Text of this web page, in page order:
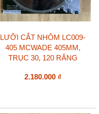
LƯỠI CẮT NHÔM LC009-
405 MCWADE 405MM,
TRỤC 30, 120 RĂNG
2.180.000 ₫